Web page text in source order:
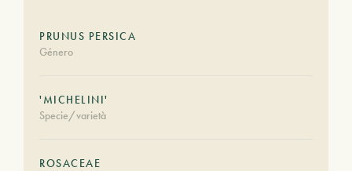
PRUNUS PERSICA
Género
'MICHELINI'
Specie/varietà
ROSACEAE